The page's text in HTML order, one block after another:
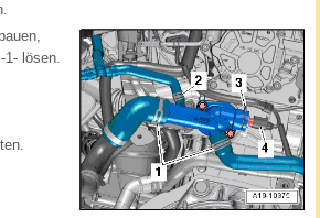
1- lösen.